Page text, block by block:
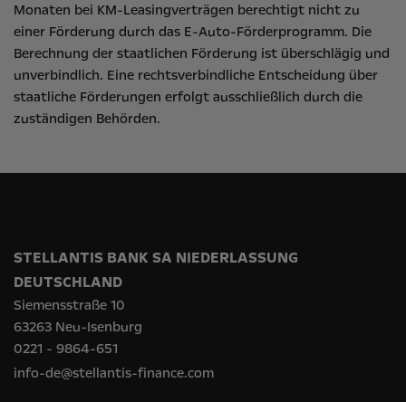
Monaten bei KM-Leasingverträgen berechtigt nicht zu
einer Förderung durch das E-Auto-Förderprogramm. Die
Berechnung der staatlichen Förderung ist überschlägig und
unverbindlich. Eine rechtsverbindliche Entscheidung über
staatliche Förderungen erfolgt ausschließlich durch die
zuständigen Behörden.
STELLANTIS BANK SA NIEDERLASSUNG
DEUTSCHLAND
Siemensstraße 10
63263 Neu-Isenburg
0221 - 9864-651
info-de@stellantis-finance.com